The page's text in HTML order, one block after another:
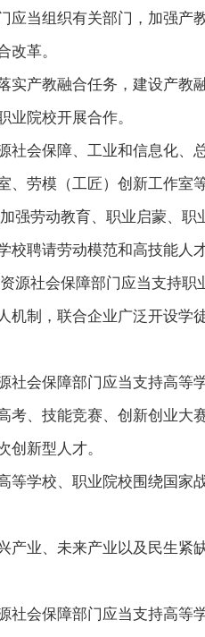
应当组织有关部门，加强
改革。
实产教融合任务，建设产
业院校开展合作。
社会保障、工业和信息化
劳模（工匠）创新工作室
强劳动教育、职业启蒙、
聘请劳动模范和高技能人
源社会保障部门应当支持职
机制，联合企业广泛开设
会保障部门应当支持高等
考、技能竞赛、创新创业
创新型人才。
等学校、职业院校围绕国
产业、未来产业以及民生
会保障部门应当支持高等